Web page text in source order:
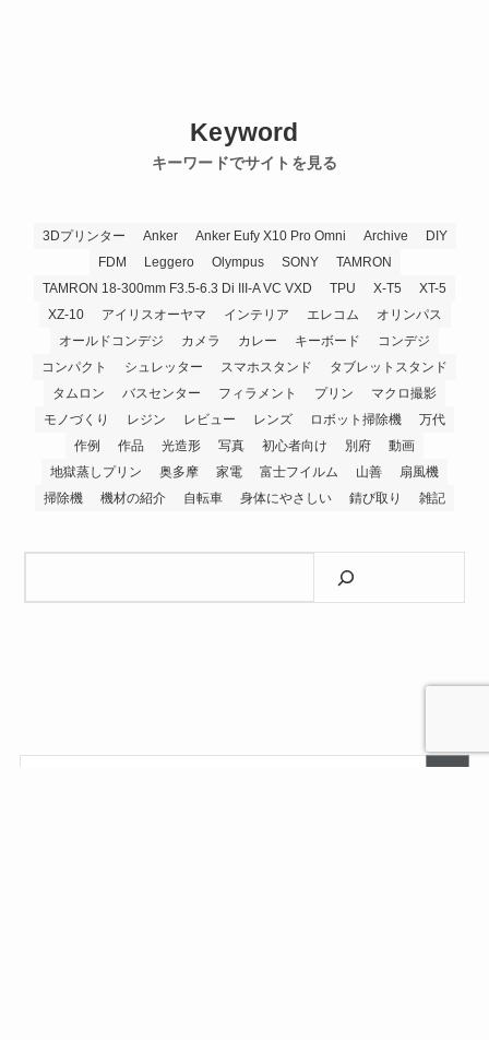
Keyword
キーワードでサイトを見る
3Dプリンター Anker Anker Eufy X10 Pro Omni Archive
DIY
FDM
Leggero Olympus SONY
TAMRON
TAMRON 18-300mm F3.5-6.3 Di III-A VC VXD
TPU X-T5
XT-5
XZ-10
アイリスオーヤマ インテリア エレコム
オリンパス
オールドコンデジ
カメラ カレー キーボード
コンデジ
コンパクト
シュレッター スマホスタンド
タブレットスタンド
タムロン
バスセンター フィラメント プリン
マクロ撮影
モノづくり
レジン レビュー レンズ ロボット掃除機
万代
作例
作品 光造形 写真 初心者向け 別府
動画
地獄蒸しプリン
奥多摩 家電 富士フイルム 山善
扇風機
掃除機
機材の紹介 自転車 身体にやさしい 錆び取り 雑記